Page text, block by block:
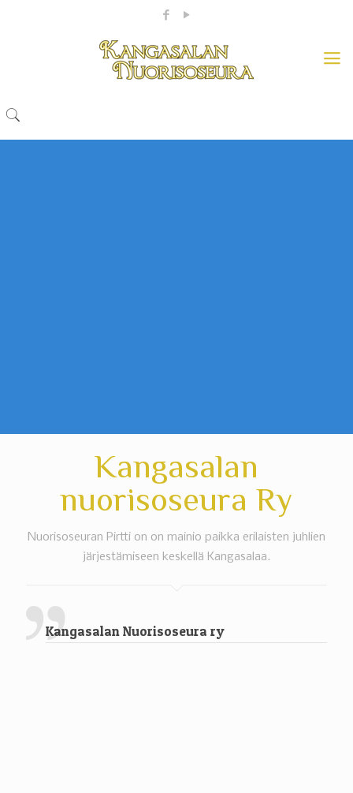
Kangasalan
nuorisoseura Ry
Nuorisoseuran Pirtti on on mainio paikka erilaisten juhlien
järjestämiseen keskellä Kangasalaa.
Kangasalan Nuorisoseura ry